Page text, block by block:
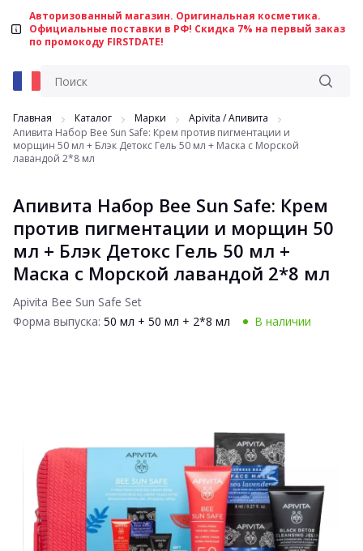
Авторизованный магазин. Оригинальная косметика.
Официальные поставки в РФ! Скидка 7% на первый заказ
по промокоду FIRSTDATE!
Главная Каталог Марки
Apivita / Aпивита
Апивита Набор Bee Sun Safe: Крем против пигментации и
морщин 50 мл + Блэк Детокс Гель 50 мл + Маска с Морской
лавандой 2*8 мл
Апивита Набор Bee Sun Safe: Крем
против пигментации и морщин 50
мл + Блэк Детокс Гель 50 мл +
Маска с Морской лавандой 2*8 мл
Apivita Bee Sun Safe Set
Форма выпуска: 50 мл + 50 мл + 2*8 мл В наличии